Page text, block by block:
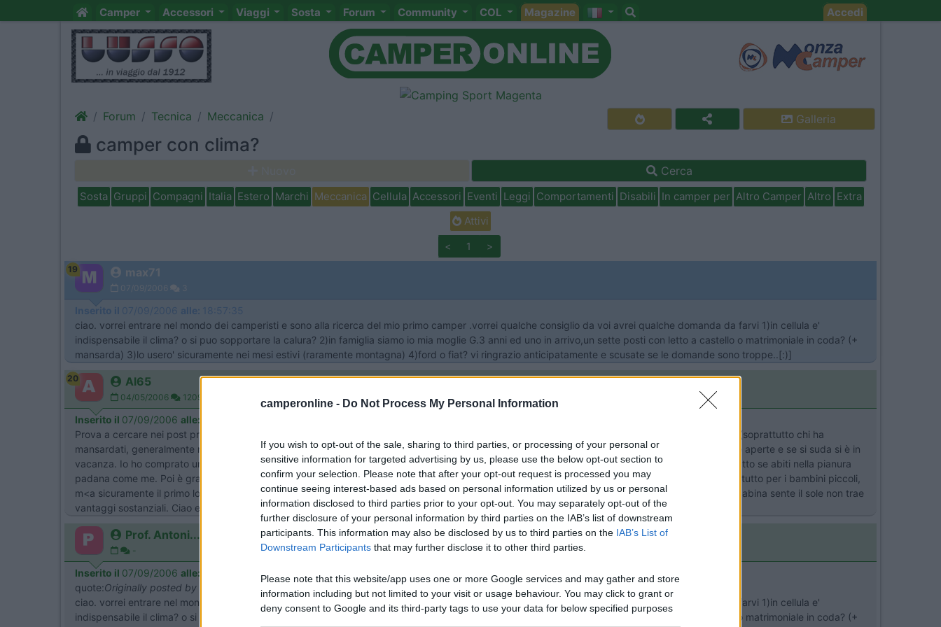
camperonline - Do Not Process My Personal Information
If you wish to opt-out of the sale, sharing to third parties, or processing of your personal or
sensitive information for targeted advertising by us, please use the below opt-out section to
confirm your selection. Please note that after your opt-out request is processed you may
continue seeing interest-based ads based on personal information utilized by us or personal
information disclosed to third parties prior to your opt-out. You may separately opt-out of the
further disclosure of your personal information by third parties on the IAB’s list of downstream
participants. This information may also be disclosed by us to third parties on the IAB’s List of
Downstream Participants that may further disclose it to other third parties.
Please note that this website/app uses one or more Google services and may gather and store
information including but not limited to your visit or usage behaviour. You may click to grant or
deny consent to Google and its third-party tags to use your data for below specified purposes
Camper Accessori Viaggi Sosta Forum Community COL Magazine Accedi
Forum Tecnica Meccanica Galleria
camper con clima?
Cerca
Sosta Gruppi Compagni Italia Estero Marchi Meccanica Cellula Accessori Eventi Leggi Comportamenti Disabili In camper per Altro Camper Altro Extra
Attivi
< 1 >
19 max71
07/09/2006 3
Inserito il 07/09/2006 alle: 18:57:35
ciao. vorrei entrare nel mondo dei camperisti e sono alla ricerca del mio primo camper .vorrei qualche consiglio da voi avrei qualche domanda da farvi 1)in cellula e'
indispensabile il clima? o si puo sopportare la calura? 2)in famiglia siamo io mia moglie G.3 anni ed uno in arrivo,un sette posti con letto a castello o matrimoniale in coda? (+
mansarda) 3)lo usero' sicuramente nei mesi estivi (raramente montagna) 4)ford o fiat? vi ringrazio anticipatamente e scusate se le domande sono troppe..[:)]
20 Al65
04/05/2006 1209
Inserito il 07/09/2006 alle:
Prova a cercare nei post precedenti, le opinioni sono troppo discordanti per essere valide per tutti. Alcuni ce l'hanno in cabina e non lo usano mai (soprattutto chi ha
mansardati, generalmente meno caldi), altri trovano che sia giusto perchè vacanza sempre essere a contatto con il mondo esterno, quindi finestre aperte e se si suda si è in
vacanza. Io ho comprato un mhome laika usato e ho fatto installare il clima sia in cabina che nella cellula: il primo lo consiglio caldamente, soprattutto se abiti nella pianura
padana come me. Poi è gradevole anche entrare nel camper caldo sotto al sole, e accendere quello della cellula per rinfrescare l'ambiente, soprattutto per i bambini piccoli,
m<a sicuramente il primo lo reputo più importante. L'utilizzo solamente di quello della cellula anche in viaggio porta qualche vantaggio, ma chi in cabina sente il sole non trae
vantaggi sostanziali. Ciao e buona scelta. Ps tutto dipende da quanto vuoi spendere e il modello della meccanica
Prof. Antoni...
-
Inserito il 07/09/2006 alle:
quote:Originally posted by max71
ciao. vorrei entrare nel mondo dei camperisti e sono alla ricerca del mio primo camper .vorrei qualche consiglio da voi avrei qualche domanda da farvi 1)in cellula e'
indispensabile il clima? o si puo sopportare la calura? 2)in famiglia siamo io mia moglie G.3 anni ed uno in arrivo,un sette posti con letto a castello o matrimoniale in coda? (+